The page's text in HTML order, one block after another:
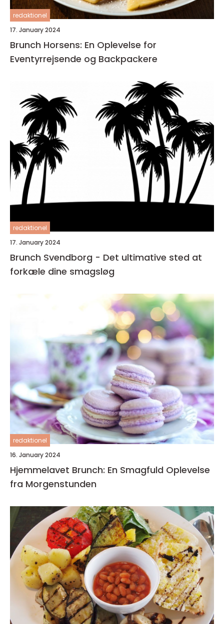
redaktionel
17. January 2024
Brunch Horsens: En Oplevelse for
Eventyrrejsende og Backpackere
redaktionel
17. January 2024
Brunch Svendborg - Det ultimative sted at
forkæle dine smagsløg
redaktionel
16. January 2024
Hjemmelavet Brunch: En Smagfuld Oplevelse
fra Morgenstunden